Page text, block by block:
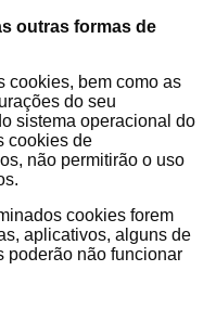
outras formas de
cookies, bem como as
do seu
sistema operacional do
cookies de
não permitirão o uso
cookies forem
aplicativos, alguns de
poderão não funcionar